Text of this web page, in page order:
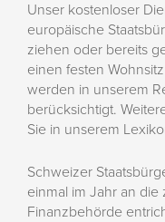
Unser kostenloser
europäische
ziehen oder bereits
einen festen
werden in unserem
berücksichtigt.
Sie in unserem
Schweizer
einmal im Jahr an die
Finanzbehörde